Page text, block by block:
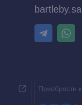
Приобрести